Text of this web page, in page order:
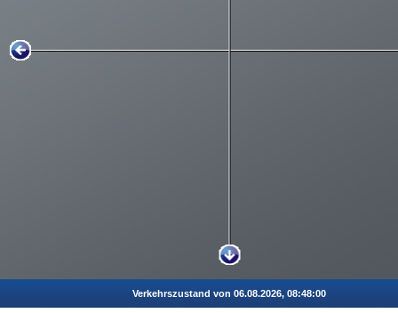
Verkehrszustand von 06.08.2026, 08:48:00